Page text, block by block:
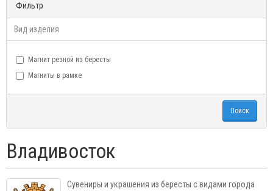
Фильтр
Вид изделия
Магнит резной из бересты
Магниты в рамке
Поиск
Владивосток
Сувениры и украшения из бересты с видами города